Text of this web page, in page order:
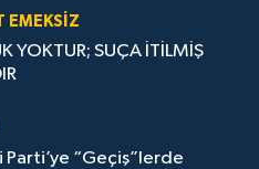
EMEKSİZ
YOKTUR; SUÇA İTİLMİŞ
Parti’ye “Geçiş”lerde